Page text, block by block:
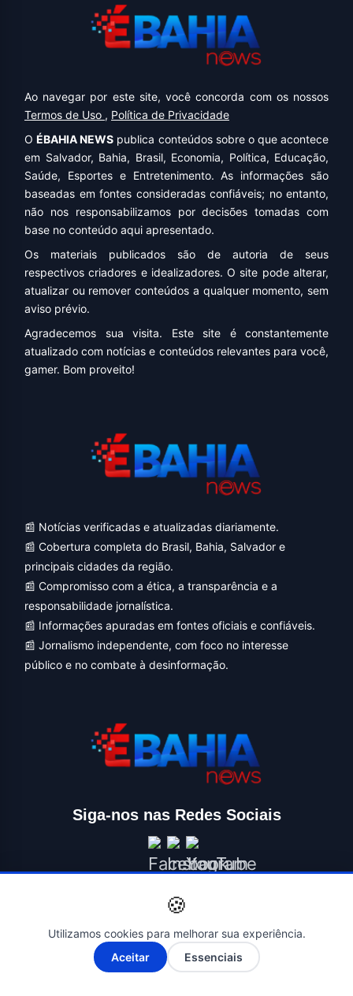
Ao navegar por este site, você concorda com os nossos
Termos de Uso , Política de Privacidade
OÉBAHIA NEWS publica conteúdos sobre o que acontece
em Salvador, Bahia, Brasil, Economia, Política, Educação,
Saúde, Esportes e Entretenimento. As informações são
baseadas em fontes consideradas confiáveis; no entanto,
não nos responsabilizamos por decisões tomadas com
base no conteúdo aqui apresentado.
Os materiais publicados são de autoria de seus
respectivos criadores e idealizadores. O site pode alterar,
atualizar ou remover conteúdos a qualquer momento, sem
aviso prévio.
Agradecemos sua visita. Este site é constantemente
atualizado com notícias e conteúdos relevantes para você,
gamer. Bom proveito!
📰 Notícias verificadas e atualizadas diariamente.
📰 Cobertura completa do Brasil, Bahia, Salvador e
principais cidades da região.
📰 Compromisso com a ética, a transparência e a
responsabilidade jornalística.
📰 Informações apuradas em fontes oficiais e confiáveis.
📰 Jornalismo independente, com foco no interesse
público e no combate à desinformação.
Siga-nos nas Redes Sociais
A- A+
🍪
Utilizamos cookies para melhorar sua experiência.
Aceitar
Essenciais